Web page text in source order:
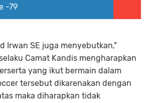
-79
Irwan SE juga menyebutkan,"
Camat Kandis mengharapkan
yang ikut bermain dalam
tersebut dikarenakan dengan
maka diharapkan tidak